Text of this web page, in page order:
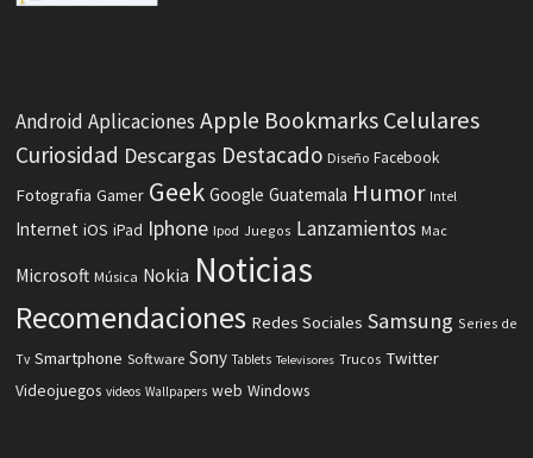
Android Aplicaciones Apple Bookmarks Celulares
Curiosidad Descargas Destacado Diseño Facebook
Fotografia Gamer Geek Google Guatemala Humor Intel
Internet iOS iPad Iphone Ipod Juegos Lanzamientos Mac
Microsoft Música Nokia Noticias
Recomendaciones Redes Sociales Samsung Series de
Tv Smartphone Software Sony Tablets Televisores Trucos Twitter
Videojuegos videos Wallpapers web Windows